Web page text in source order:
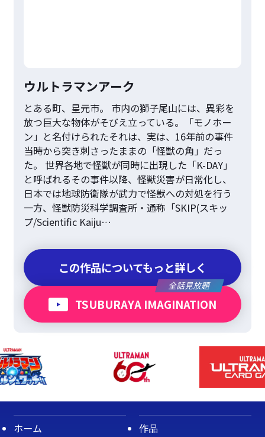
ウルトラマンアーク
とある町、星元市。 市内の獅子尾山には、異彩を
放つ巨大な物体がそびえ立っている。「モノホー
ン」と名付けられたそれは、実は、16年前の事件
当時から突き刺さったままの「怪獣の角」だっ
た。 世界各地で怪獣が同時に出現した「K-DAY」
と呼ばれるその事件以降、怪獣災害が日常化し、
日本では地球防衛隊が武力で怪獣への対処を行う
一方、怪獣防災科学調査所・通称「SKIP(スキッ
プ/Scientific Kaiju…
この作品についてもっと詳しく
全話見放題
TSUBURAYA IMAGINATION
ホーム
作品